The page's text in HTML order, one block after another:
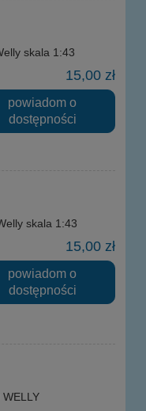
skala 1:43
15,00 zł
powiadom o
dostępności
skala 1:43
15,00 zł
powiadom o
dostępności